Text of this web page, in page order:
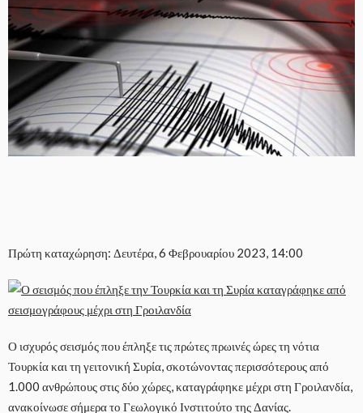
Πρώτη καταχώρηση: Δευτέρα, 6 Φεβρουαρίου 2023, 14:00
Ο ισχυρός σεισμός που έπληξε τις πρώτες πρωινές ώρες τη νότια
Τουρκία και τη γειτονική Συρία, σκοτώνοντας περισσότερους από
1.000 ανθρώπους στις δύο χώρες, καταγράφηκε μέχρι στη Γροιλανδία,
ανακοίνωσε σήμερα το Γεωλογικό Ινστιτούτο της Δανίας.